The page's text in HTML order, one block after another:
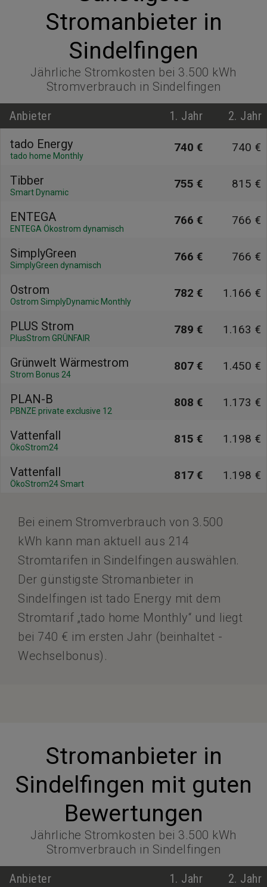
Stromanbieter in
Sindelfingen
Jährliche Stromkosten bei 3.500 kWh
Stromverbrauch in Sindelfingen
Anbieter 1. Jahr
2. Jahr
tado Energy
tado home Monthly
740 € 740 €
Tibber
Smart Dynamic
755 € 815 €
ENTEGA
ENTEGA Ökostrom dynamisch
766 € 766 €
SimplyGreen
SimplyGreen dynamisch
766 € 766 €
Ostrom
Ostrom SimplyDynamic Monthly
782 € 1.166 €
PLUS Strom
PlusStrom GRÜNFAIR
789 € 1.163 €
Grünwelt Wärmestrom
Strom Bonus 24
807 € 1.450 €
PLAN-B
PBNZE private exclusive 12
808 € 1.173 €
Vattenfall
ÖkoStrom24
815 € 1.198 €
Vattenfall
ÖkoStrom24 Smart
817 € 1.198 €
Bei einem Stromverbrauch von 3.500
kWh kann man aktuell aus 214
Stromtarifen in Sindelfingen auswählen.
Der günstigste Stromanbieter in
Sindelfingen ist tado Energy mit dem
Stromtarif „tado home Monthly“ und liegt
bei 740 € im ersten Jahr (beinhaltet -
Wechselbonus).
Stromanbieter in
Sindelfingen mit guten
Bewertungen
Jährliche Stromkosten bei 3.500 kWh
Stromverbrauch in Sindelfingen
Anbieter 1. Jahr
2. Jahr